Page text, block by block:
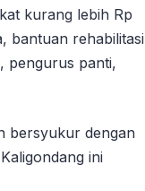
kurang lebih Rp
bantuan rehabilitasi
pengurus panti,
bersyukur dengan
ini